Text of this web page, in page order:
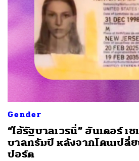
Gender
“ไอ้รัฐบาลเวรนี่” ฮันเตอร์ เ
บาลทรัมป์ หลังจากโดนเปลี่
ปอร์ต
SHARE TWEET